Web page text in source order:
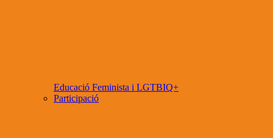
Educació Feminista i LGTBIQ+
Participació